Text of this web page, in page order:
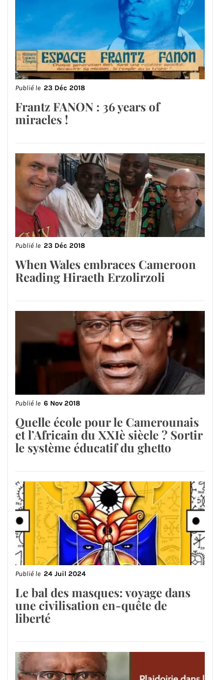
Publié le 23 Déc 2018
Frantz FANON : 36 years of
miracles !
Publié le 23 Déc 2018
When Wales embraces Cameroon
Reading Hiraeth Erzolirzoli
Publié le 6 Nov 2018
Quelle école pour le Camerounais
et l’Africain du XXIè siècle ? Sortir
le système éducatif du ghetto
Publié le 24 Juil 2024
Le bal des masques: voyage dans
une civilisation en-quête de
liberté